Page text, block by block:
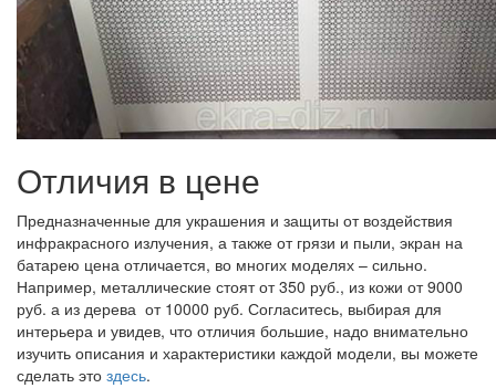
Отличия в цене
Предназначенные для украшения и защиты от воздействия
инфракрасного излучения, а также от грязи и пыли, экран на
батарею цена отличается, во многих моделях – сильно.
Например, металлические стоят от 350 руб., из кожи от 9000
руб. а из дерева от 10000 руб. Согласитесь, выбирая для
интерьера и увидев, что отличия большие, надо внимательно
изучить описания и характеристики каждой модели, вы можете
сделать это здесь.